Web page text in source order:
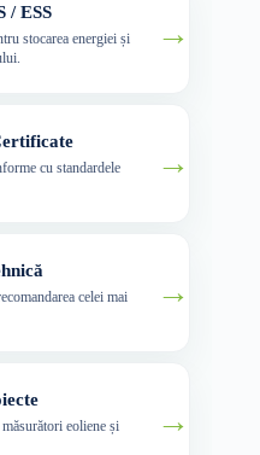
/ ESS
stocarea energiei și
→
cu standardele
→
celei mai
→
eoliene și
→